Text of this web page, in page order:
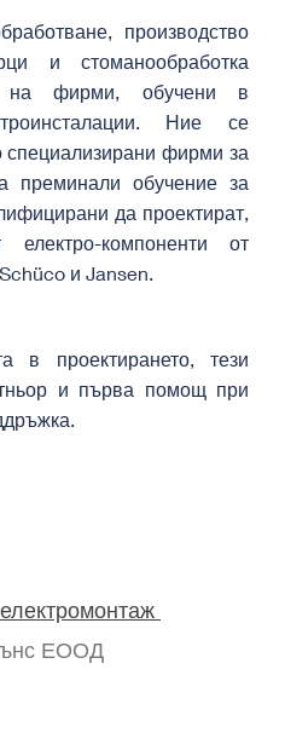
производство
и стоманообработка
на фирми, обучени в
Ние се
фирми за
преминали обучение за
да проектират,
компоненти от
и Jansen.
в проектирането, тези
и първа помощ при
ЕООД​​